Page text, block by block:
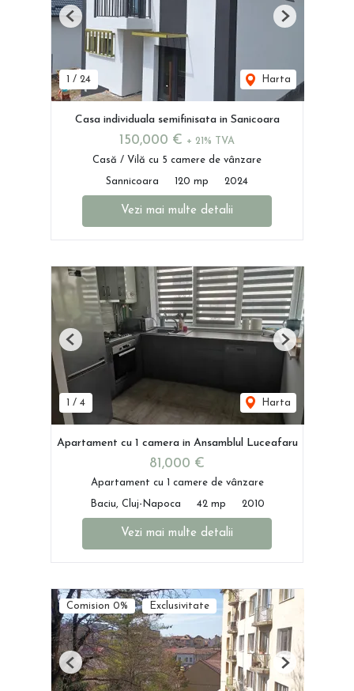
1 / 24 Harta
Previous Next
Casa individuala semifinisata in Sanicoara
150,000 € + 21% TVA
Casă / Vilă cu 5 camere de vânzare
Sannicoara 120 mp 2024
Vezi mai multe detalii
1 / 4 Harta
Previous Next
Apartament cu 1 camera in Ansamblul Luceafaru
81,000 €
Apartament cu 1 camere de vânzare
Baciu, Cluj-Napoca 42 mp 2010
Vezi mai multe detalii
Comision 0% Exclusivitate
Previous Next